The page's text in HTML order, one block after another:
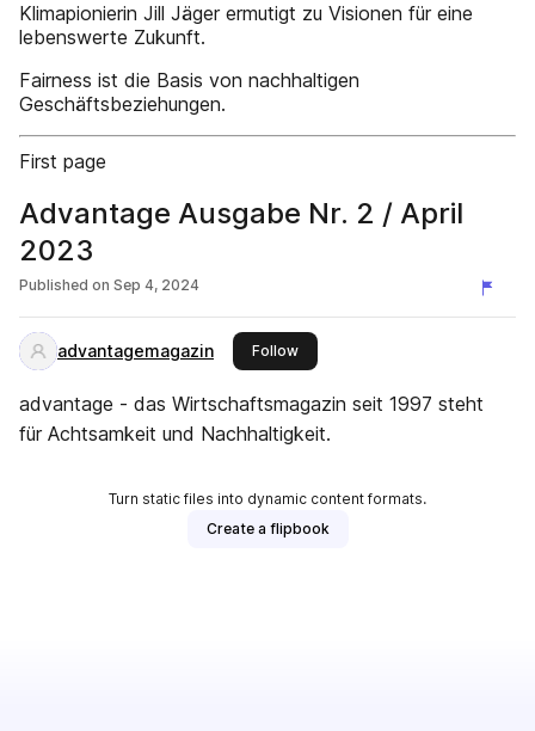
Klimapionierin Jill Jäger ermutigt zu Visionen für eine
lebenswerte Zukunft.
Fairness ist die Basis von nachhaltigen
Geschäftsbeziehungen.
First page
Advantage Ausgabe Nr. 2 / April
2023
Published on Sep 4, 2024
advantagemagazin Followthis publisher
advantage - das Wirtschaftsmagazin seit 1997 steht
für Achtsamkeit und Nachhaltigkeit.
Turn static files into dynamic content formats.
Create a flipbook